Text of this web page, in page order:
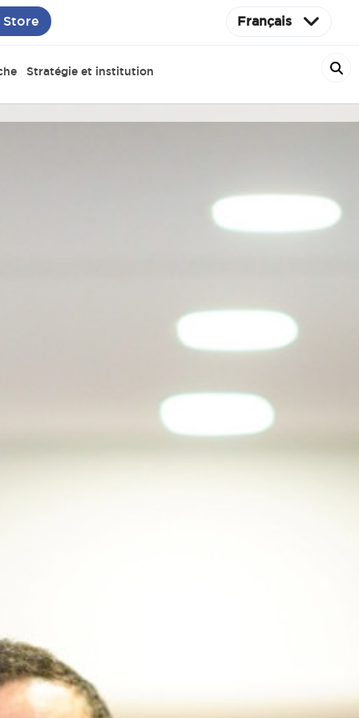
Store Français
Stratégie et institution